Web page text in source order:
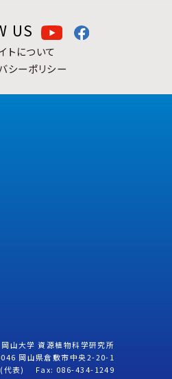
US
トについて
シーポリシー
岡山大学 資源植物科学研究所
岡山県倉敷市中央2-20-1
代表) Fax: 086-434-1249